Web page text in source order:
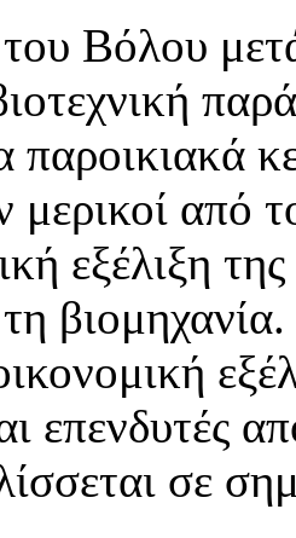
Βόλου
παροικιακά
μερικοί από
εξέλιξη
επενδυτές
σε